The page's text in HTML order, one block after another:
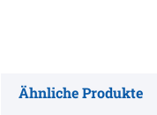
Ähnliche Produkte